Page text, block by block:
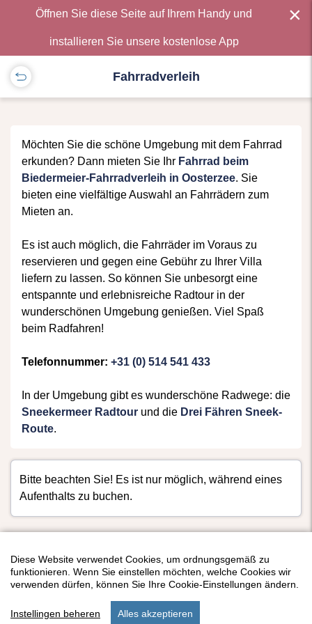
Öffnen Sie diese Seite auf Ihrem Handy und
installieren Sie unsere kostenlose App
×
Fahrradverleih
Möchten Sie die schöne Umgebung mit dem Fahrrad
erkunden? Dann mieten Sie Ihr Fahrrad beim
Biedermeier-Fahrradverleih in Oosterzee. Sie
bieten eine vielfältige Auswahl an Fahrrädern zum
Mieten an.
Es ist auch möglich, die Fahrräder im Voraus zu
reservieren und gegen eine Gebühr zu Ihrer Villa
liefern zu lassen. So können Sie unbesorgt eine
entspannte und erlebnisreiche Radtour in der
wunderschönen Umgebung genießen. Viel Spaß
beim Radfahren!
Telefonnummer: +31 (0) 514 541 433
In der Umgebung gibt es wunderschöne Radwege: die
Sneekermeer Radtour und die Drei Fähren Sneek-
Route.
Bitte beachten Sie! Es ist nur möglich, während eines
Aufenthalts zu buchen.
start suchen unterkunft einstellungen
Diese Website verwendet Cookies, um ordnungsgemäß zu
funktionieren. Wenn Sie einstellen möchten, welche Cookies wir
verwenden dürfen, können Sie Ihre Cookie-Einstellungen ändern.
Instellingen beheren Alles akzeptieren